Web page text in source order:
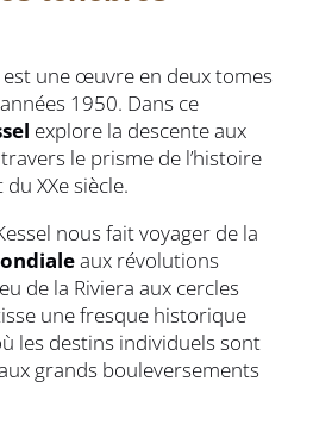
une œuvre en deux tomes
1950. Dans ce
explore la descente aux
le prisme de l’histoire
XXe siècle.
nous fait voyager de la
aux révolutions
de la Riviera aux cercles
une fresque historique
les destins individuels sont
grands bouleversements